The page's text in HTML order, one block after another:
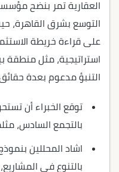
العقارية تمر بنضح
التوسع بشرق القاهرة،
على قراءة خريطة
استراتيجية، مثل منطقة
التنبؤ مدعوم بعدة
توقع الخبراء أن
بالتجمع السادس،
اشاد المحللين
بالتنوع في